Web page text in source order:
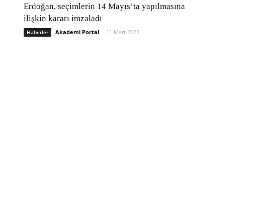
Erdoğan, seçimlerin 14 Mayıs’ta yapılmasına
ilişkin kararı imzaladı
Haberler Akademi Portal - 11 Mart 2023